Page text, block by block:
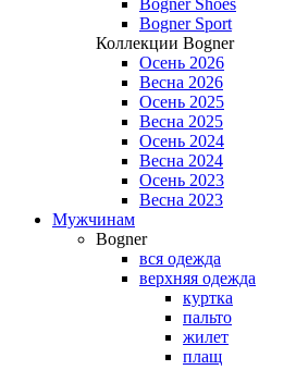
Bogner Shoes
Bogner Sport
Коллекции Bogner
Осень 2026
Весна 2026
Осень 2025
Весна 2025
Осень 2024
Весна 2024
Осень 2023
Весна 2023
Мужчинам
Bogner
вся одежда
верхняя одежда
куртка
пальто
жилет
плащ